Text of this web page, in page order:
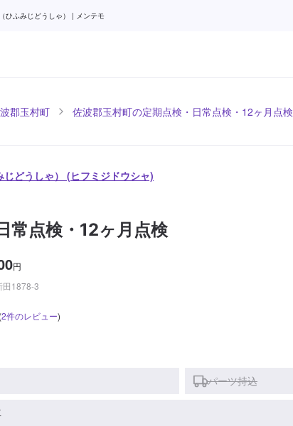
ひふみじどうしゃ） | メンテモ
郡玉村町 佐波郡玉村町の定期点検・日常点検・12ヶ月点検
どうしゃ） (ヒフミジドウシャ)
常点検・12ヶ月点検
円
田1878-3
2件のレビュー)
パーツ持込